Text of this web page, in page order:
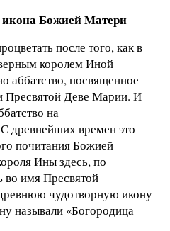
икона Божией Матери
после того, как в
королем Иной
аббатство, посвященное
Пресвятой Деве Марии. И
на
древнейших времен это
почитания Божией
Ины здесь, по
во имя Пресвятой
чудотворную икону
называли «Богородица